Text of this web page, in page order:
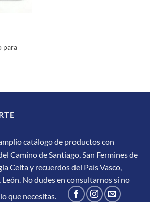
para
catálogo de productos con
Camino de Santiago, San Fermines de
Celta y recuerdos del País Vasco,
No dudes en consultarnos si no
que necesitas.